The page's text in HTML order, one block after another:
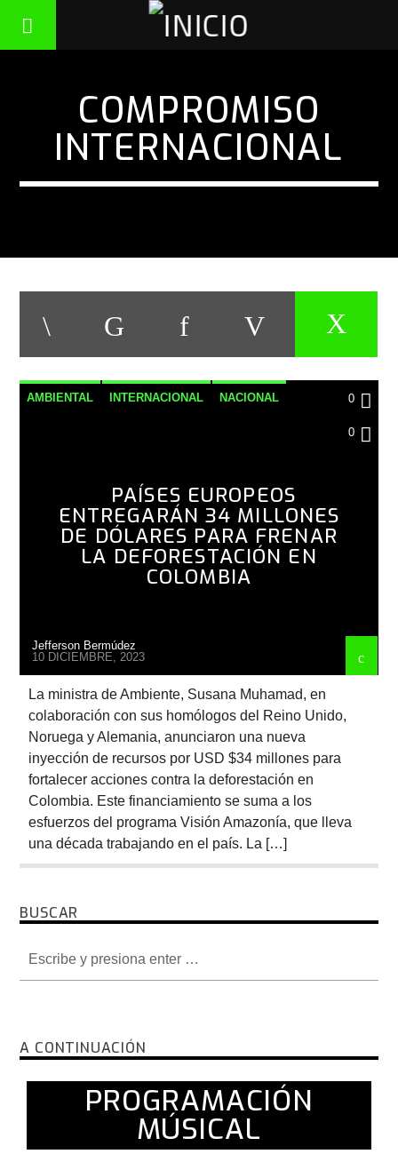
COMPROMISO
INTERNACIONAL
AMBIENTAL INTERNACIONAL NACIONAL 0
0
PAÍSES EUROPEOS
ENTREGARÁN 34 MILLONES
DE DÓLARES PARA FRENAR
LA DEFORESTACIÓN EN
COLOMBIA
Jefferson Bermúdez
10 DICIEMBRE, 2023
La ministra de Ambiente, Susana Muhamad, en
colaboración con sus homólogos del Reino Unido,
Noruega y Alemania, anunciaron una nueva
inyección de recursos por USD $34 millones para
fortalecer acciones contra la deforestación en
Colombia. Este financiamiento se suma a los
esfuerzos del programa Visión Amazonía, que lleva
una década trabajando en el país. La […]
BUSCAR
A CONTINUACIÓN
PROGRAMACIÓN
MÚSICAL